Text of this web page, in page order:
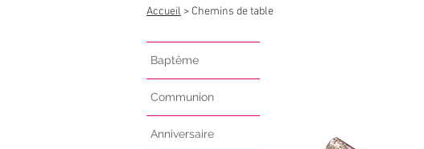
Accueil > Chemins de table
Baptême
Communion
Anniversaire